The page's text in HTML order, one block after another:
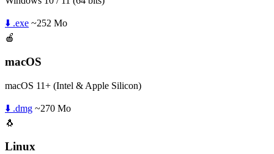
⬇️ .exe ~252 Mo
🍎
macOS
macOS 11+ (Intel & Apple Silicon)
⬇️ .dmg ~270 Mo
🐧
Linux